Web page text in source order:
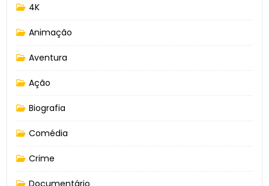
4K
Animação
Aventura
Ação
Biografia
Comédia
Crime
Documentário